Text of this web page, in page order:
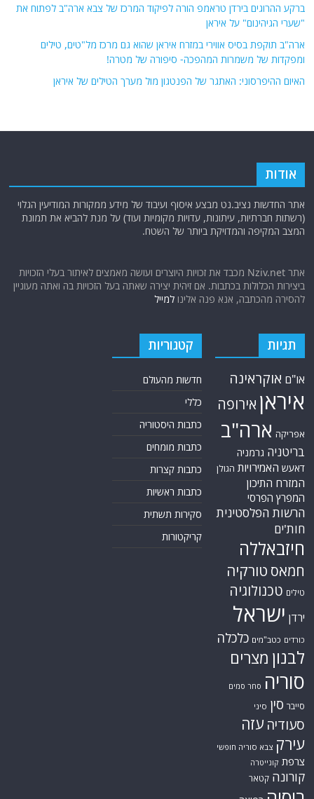
ברקע ההרוגים בירדן טראמפ הורה לפיקוד המרכז של צבא ארה"ב לפתוח את
"שערי הגיהינום" על איראן
ארה"ב תוקפת בסיס אווירי במזרח איראן שהוא גם מרכז מל"טים, טילים
ומפקדות של משמרות המהפכה- סיפורה של מטרה!
האיום ההיפרסוני: האתגר של הפנטגון מול מערך הטילים של איראן
אודות
אתר החדשות נציב.נט מבצע איסוף ועיבוד של מידע ממקורות המודיעין הגלוי
(רשתות חברתיות, עיתונות, עדויות מקומיות ועוד) על מנת להביא את תמונת
המצב המקיפה והמדויקת ביותר של השטח.
אתר Nziv.net מכבד את זכויות היוצרים ועושה מאמצים לאיתור בעלי הזכויות
ביצירות הכלולות בכתבות. אם זיהית יצירה שאתה בעל הזכויות בה ואתה מעוניין
להסירה מהכתבה, אנא פנה אלינולמייל
תגיות
או"ם אוקראינה
איראן אירופה
אפריקה ארה"ב
בריטניה גרמניה
דאעש האמירויות הגולן
המזרח התיכון
המפרץ הפרסי
הרשות הפלסטינית
חות'ים
חיזבאללה
חמאס טורקיה
טילים טכנולוגיה
ירדן ישראל
כורדים כטב"מים כלכלה
לבנון מצרים
סוריה סחר סמים
סייבר סין סיני
סעודיה עזה
עירק צבא סוריה חופשי
צרפת קונייטרה
קורונה קטאר
קטגוריות
חדשות מהעולם
כללי
כתבות היסטוריה
כתבות מומחים
כתבות קצרות
כתבות ראשיות
סקירות תשתית
קריקטורות